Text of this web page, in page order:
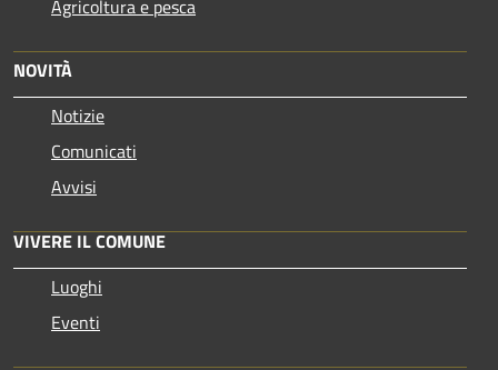
Agricoltura e pesca
NOVITÀ
Notizie
Comunicati
Avvisi
VIVERE IL COMUNE
Luoghi
Eventi